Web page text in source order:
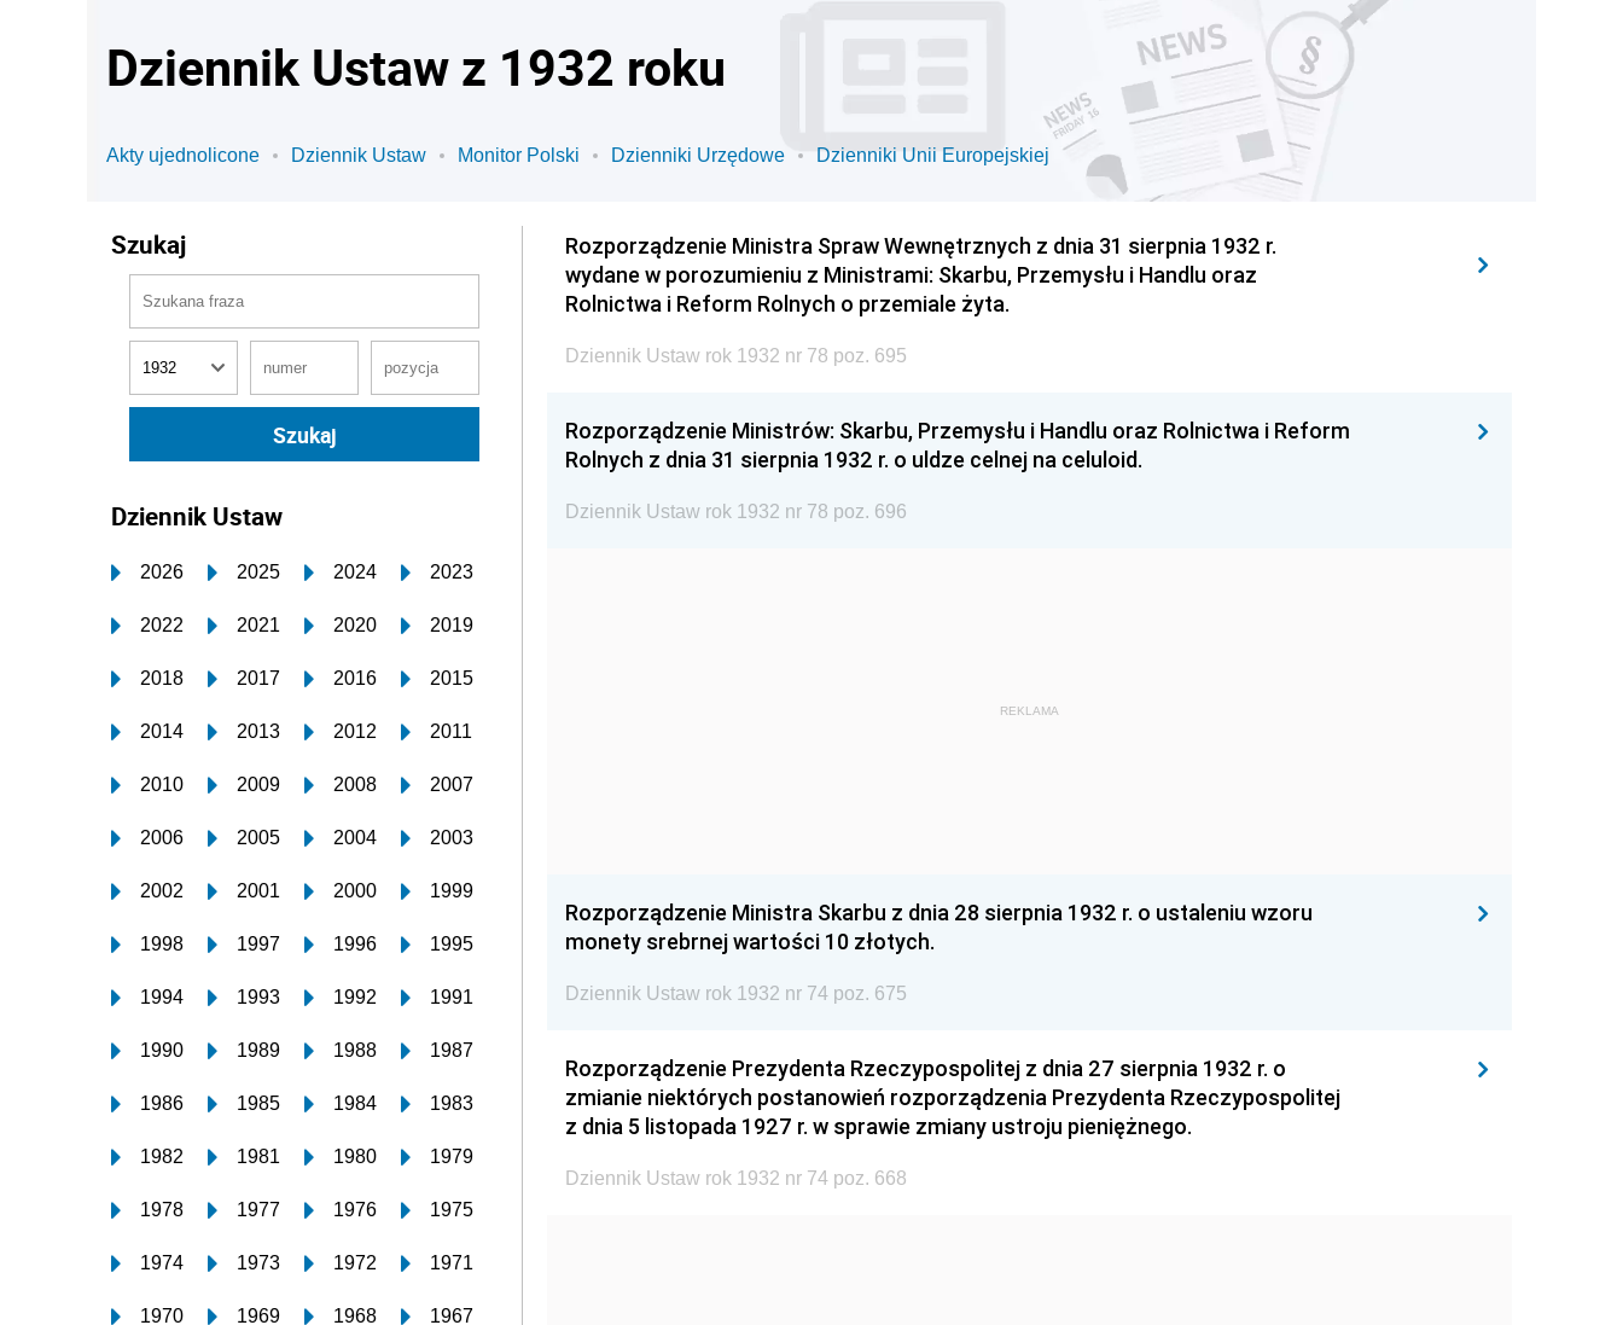
Dziennik Ustaw z 1932 roku
Akty ujednolicone Dziennik Ustaw Monitor Polski Dzienniki Urzędowe Dzienniki Unii Europejskiej
Szukaj
Dziennik Ustaw
2026 2025 2024 2023
2022 2021 2020 2019
2018 2017 2016 2015
2014 2013 2012 2011
2010 2009 2008 2007
2006 2005 2004 2003
2002 2001 2000 1999
1998 1997 1996 1995
1994 1993 1992 1991
1990 1989 1988 1987
1986 1985 1984 1983
1982 1981 1980 1979
1978 1977 1976 1975
1974 1973 1972 1971
1970 1969 1968 1967
Rozporządzenie Ministra Spraw Wewnętrznych z dnia 31 sierpnia 1932 r.
wydane w porozumieniu z Ministrami: Skarbu, Przemysłu i Handlu oraz
Rolnictwa i Reform Rolnych o przemiale żyta.
Dziennik Ustaw rok 1932 nr 78 poz. 695
Rozporządzenie Ministrów: Skarbu, Przemysłu i Handlu oraz Rolnictwa i Reform
Rolnych z dnia 31 sierpnia 1932 r. o uldze celnej na celuloid.
Dziennik Ustaw rok 1932 nr 78 poz. 696
REKLAMA
Rozporządzenie Ministra Skarbu z dnia 28 sierpnia 1932 r. o ustaleniu wzoru
monety srebrnej wartości 10 złotych.
Dziennik Ustaw rok 1932 nr 74 poz. 675
Rozporządzenie Prezydenta Rzeczypospolitej z dnia 27 sierpnia 1932 r. o
zmianie niektórych postanowień rozporządzenia Prezydenta Rzeczypospolitej
z dnia 5 listopada 1927 r. w sprawie zmiany ustroju pieniężnego.
Dziennik Ustaw rok 1932 nr 74 poz. 668